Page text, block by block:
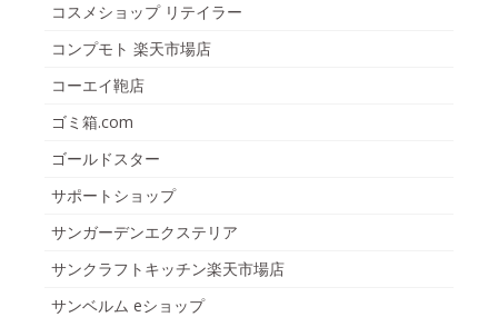
コスメショップ リテイラー
コンプモト 楽天市場店
コーエイ鞄店
ゴミ箱.com
ゴールドスター
サポートショップ
サンガーデンエクステリア
サンクラフトキッチン楽天市場店
サンベルム eショップ